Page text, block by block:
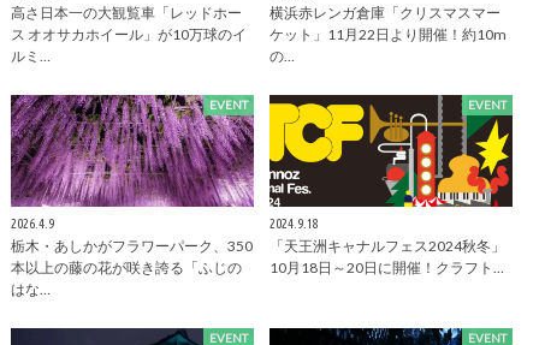
高さ日本一の大観覧車「レッドホー
ス オオサカホイール」が10万球のイ
ルミ…
横浜赤レンガ倉庫「クリスマスマー
ケット」11月22日より開催！約10m
の…
EVENT
2026.4.9
栃木・あしかがフラワーパーク、350
本以上の藤の花が咲き誇る「ふじの
はな…
EVENT
2024.9.18
「天王洲キャナルフェス2024秋冬」
10月18日～20日に開催！クラフト…
EVENT EVENT